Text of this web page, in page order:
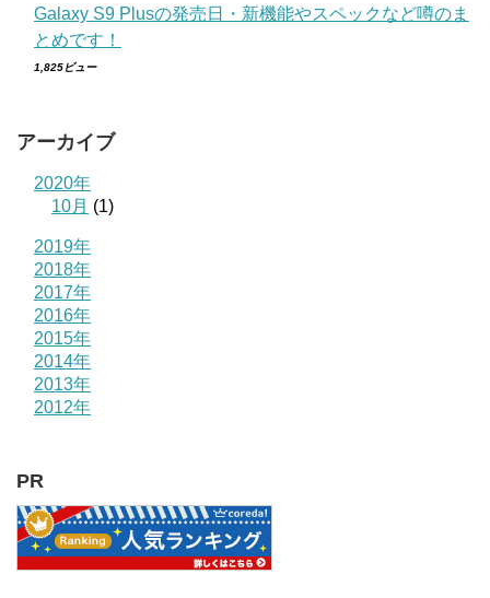
Galaxy S9 Plusの発売日・新機能やスペックなど噂のま
とめです！
1,825ビュー
アーカイブ
2020年
10月 (1)
2019年
2018年
2017年
2016年
2015年
2014年
2013年
2012年
PR